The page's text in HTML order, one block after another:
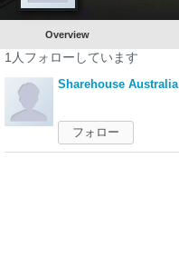
Overview
1 人フォローしています
Sharehouse Australia
フォロー